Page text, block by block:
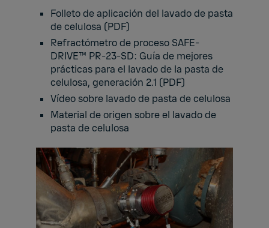
Folleto de aplicación del lavado de pasta
de celulosa (PDF)
Refractómetro de proceso SAFE-
DRIVE™ PR-23-SD: Guía de mejores
prácticas para el lavado de la pasta de
celulosa, generación 2.1 (PDF)
Vídeo sobre lavado de pasta de celulosa
Material de origen sobre el lavado de
pasta de celulosa